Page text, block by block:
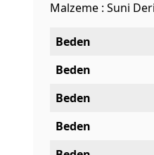
Malzeme : Suni Deri
Beden
Beden
Beden
Beden